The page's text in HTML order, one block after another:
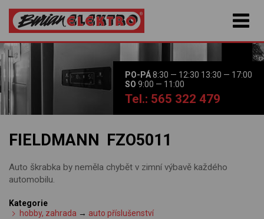
PO-PÁ8:30 — 12:30 13:30 — 17:00
SO 9:00 — 11:00
Tel.: 565 322 479
FIELDMANN FZO5011
Auto škrabka by neměla chybět v zimní výbavě každého
automobilu.
Kategorie
hobby, zahrada → auto příslušenství